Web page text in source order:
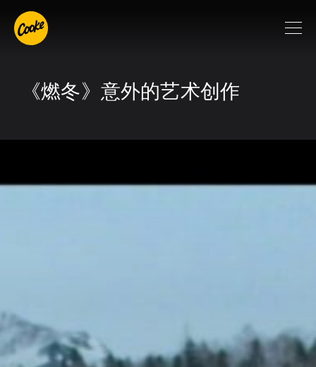
《燃冬》意外的艺术创作